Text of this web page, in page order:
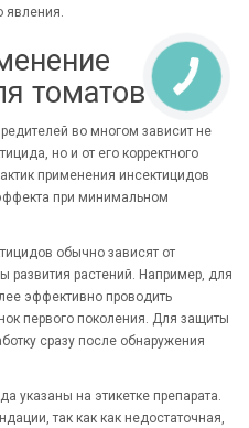
явления.
томатов
во многом зависит не
но и от его корректного
применения инсектицидов
при минимальном
обычно зависят от
развития растений. Например, для
эффективно проводить
первого поколения. Для защиты
сразу после обнаружения
указаны на этикетке препарата.
так как как недостаточная,